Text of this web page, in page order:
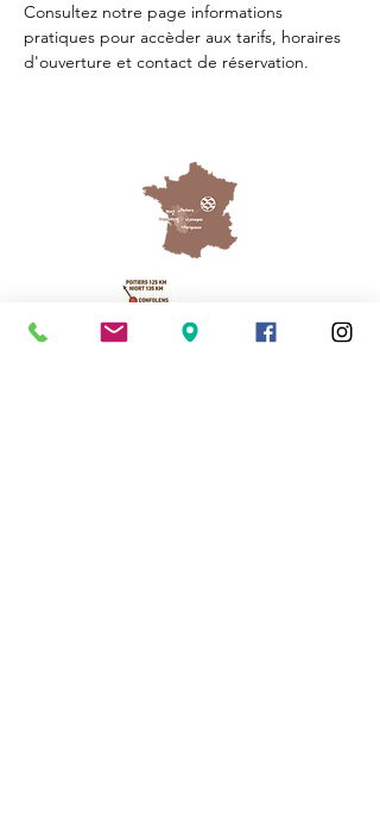
Consultez notre page informations
pratiques pour accèder aux tarifs, horaires
d'ouverture et contact de réservation.